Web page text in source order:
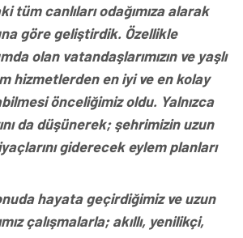
tüm canlıları odağımıza alarak
göre geliştirdik. Özellikle
olan vatandaşlarımızın ve yaşlı
hizmetlerden en iyi ve en kolay
önceliğimiz oldu. Yalnızca
da düşünerek; şehrimizin uzun
giderecek eylem planları
hayata geçirdiğimiz ve uzun
çalışmalarla; akıllı, yenilikçi,